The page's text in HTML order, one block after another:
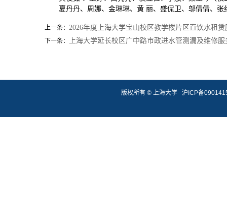
夏丹丹、周娜、金琳琳、黄 丽、盛侃卫、邬倩倩、
上一条： 2026年度上海大学宝山校区教学楼片区直饮水租
下一条： 上海大学延长校区广中路市政进水管测漏及维修服
版权所有 © 上海大学 沪ICP备